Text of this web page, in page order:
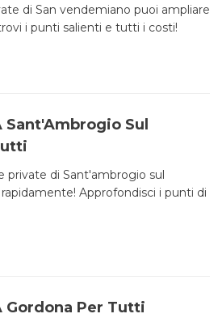
di San vendemiano puoi ampliare
i punti salienti e tutti i costi!
Sant'Ambrogio Sul
private di Sant'ambrogio sul
Approfondisci i punti di
Gordona Per Tutti